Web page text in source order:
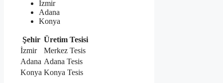
İzmir
Adana
Konya
Şehir Üretim Tesisi
İzmir
Merkez Tesis
Adana Adana Tesis
Konya Konya Tesis